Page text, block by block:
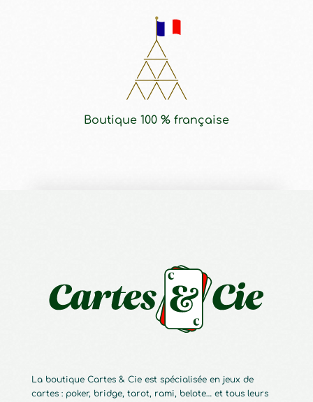
Boutique 100 % française
La boutique Cartes & Cie est spécialisée en jeux de
cartes : poker, bridge, tarot, rami, belote… et tous leurs